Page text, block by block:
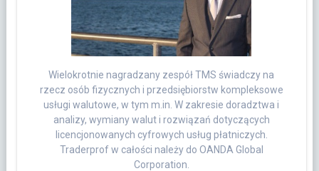
Wielokrotnie nagradzany zespół TMS świadczy na
rzecz osób fizycznych i przedsiębiorstw kompleksowe
usługi walutowe, w tym m.in. W zakresie doradztwa i
analizy, wymiany walut i rozwiązań dotyczących
licencjonowanych cyfrowych usług płatniczych.
Traderprof w całości należy do OANDA Global
Corporation.